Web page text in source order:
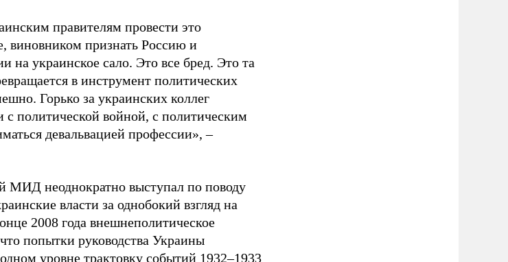
правителям провести это
виновником признать Россию и
на украинское сало. Это все бред. Это та
в инструмент политических
Горько за украинских коллег
с политической войной, с политическим
девальвацией профессии», –
МИД неоднократно выступал по поводу
власти за однобокий взгляд на
2008 года внешнеполитическое
попытки руководства Украины
уровне трактовку событий 1932–1933